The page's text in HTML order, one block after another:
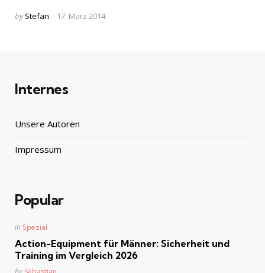
Posted
by Stefan 17. März 2014
Internes
Unsere Autoren
Impressum
Popular
Posted
in Spezial
Action-Equipment für Männer: Sicherheit und
Training im Vergleich 2026